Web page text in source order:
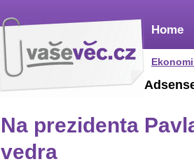
Home
Na prezidenta
vedra